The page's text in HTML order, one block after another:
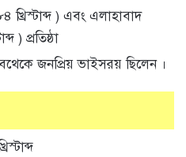
খ্রিস্টাব্দ ) এবং এলাহাবাদ
) প্রতিষ্ঠা
জনপ্রিয় ভাইসরয় ছিলেন ।